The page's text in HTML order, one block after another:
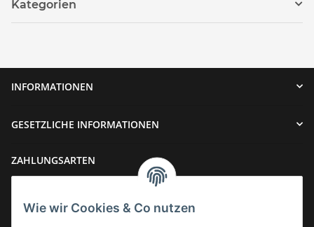
Kategorien
INFORMATIONEN
GESETZLICHE INFORMATIONEN
ZAHLUNGSARTEN
Wie wir Cookies & Co nutzen